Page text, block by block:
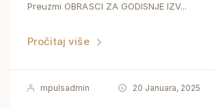
Preuzmi OBRASCI ZA GODISNJE IZV...
Pročitaj više
mpulsadmin 20 Januara, 2025